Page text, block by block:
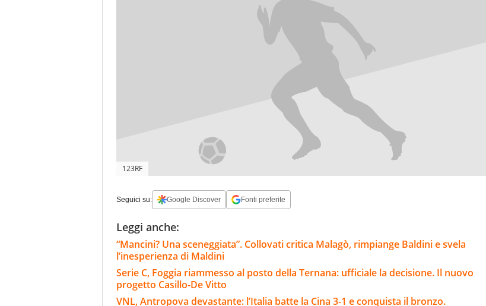
123RF
Seguici su: Google Discover Fonti preferite
Leggi anche:
“Mancini? Una sceneggiata”. Collovati critica Malagò, rimpiange Baldini e svela
l’inesperienza di Maldini
Serie C, Foggia riammesso al posto della Ternana: ufficiale la decisione. Il nuovo
progetto Casillo-De Vitto
VNL, Antropova devastante: l’Italia batte la Cina 3-1 e conquista il bronzo.